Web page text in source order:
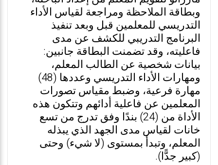
وبطاقة الملاحظة ومراجعة لقياس الأداء
التدريسي للمعلمين قبل وبعد تنفيذ
البرنامج التدريبي للكشف عن مدى
فاعليته، وقد تضمنت البطاقة جانبين:
بيانات شخصية عن الطالب المعلم،
ومهارات الأداء التدريسي وعددها (48)
مهارة فرعية، وضبط مقياس تصورات
المعلمين عن فاعلية أدائهم وتتكون هذه
الأداة من (24) بندًا وفق تدرج من تسع
خانات لقياس مدى الجهد الذي يبذله
المعلم، وتبدأ بمستوى (لا شيء) وحتى
(كبير جدًّا).